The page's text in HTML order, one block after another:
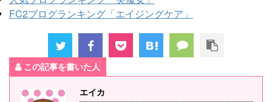
FC2ブログランキング「エイジングケア」
この記事を書いた人
エイカ